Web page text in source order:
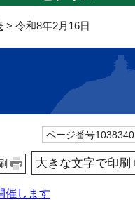
> 令和8年2月16日
ページ番号1038340
大きな文字で印刷
催します